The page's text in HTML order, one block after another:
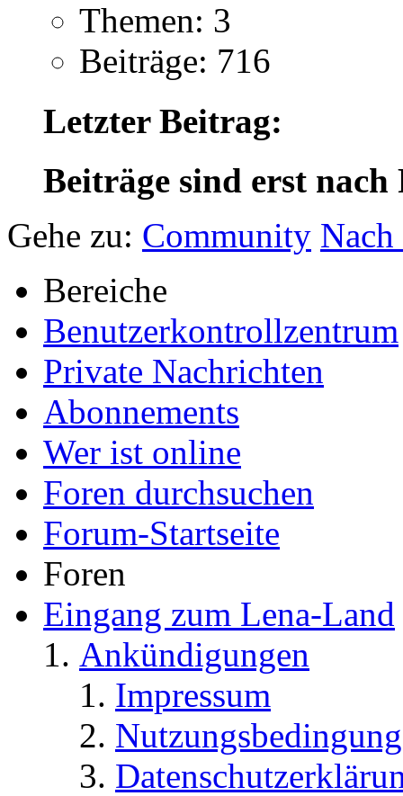
Themen: 3
Beiträge: 716
Letzter Beitrag:
Beiträge sind erst
Gehe zu: Community Nach
Bereiche
Benutzerkontrollzentrum
Private Nachrichten
Abonnements
Wer ist online
Foren durchsuchen
Forum-Startseite
Foren
Eingang zum Lena-Land
Ankündigungen
Impressum